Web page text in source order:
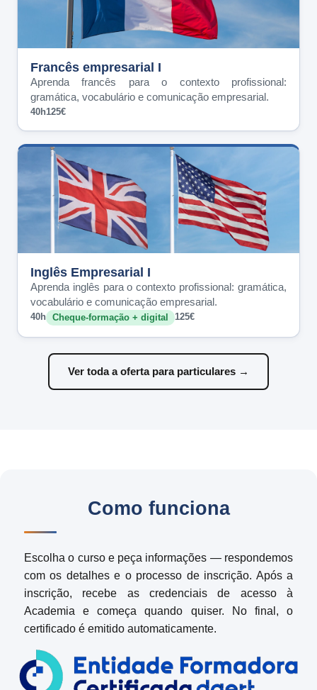
Francês empresarial I
Aprenda francês para o contexto profissional:
gramática, vocabulário e comunicação empresarial.
40h125€
Inglês Empresarial I
Aprenda inglês para o contexto profissional: gramática,
vocabulário e comunicação empresarial.
40h Cheque-formação + digital 125€
Ver toda a oferta para particulares →
Como funciona
Escolha o curso e peça informações — respondemos
com os detalhes e o processo de inscrição. Após a
inscrição, recebe as credenciais de acesso à
Academia e começa quando quiser. No final, o
certificado é emitido automaticamente.